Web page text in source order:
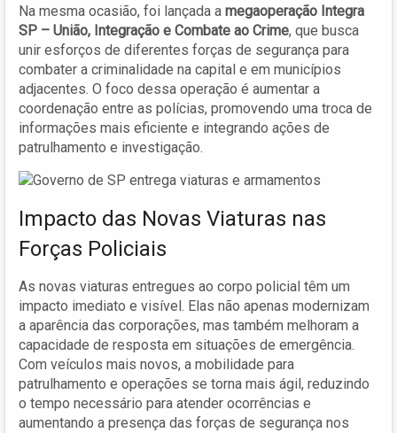
Na mesma ocasião, foi lançada a megaoperação Integra
SP – União, Integração e Combate ao Crime, que busca
unir esforços de diferentes forças de segurança para
combater a criminalidade na capital e em municípios
adjacentes. O foco dessa operação é aumentar a
coordenação entre as polícias, promovendo uma troca de
informações mais eficiente e integrando ações de
patrulhamento e investigação.
Impacto das Novas Viaturas nas
Forças Policiais
As novas viaturas entregues ao corpo policial têm um
impacto imediato e visível. Elas não apenas modernizam
a aparência das corporações, mas também melhoram a
capacidade de resposta em situações de emergência.
Com veículos mais novos, a mobilidade para
patrulhamento e operações se torna mais ágil, reduzindo
o tempo necessário para atender ocorrências e
aumentando a presença das forças de segurança nos